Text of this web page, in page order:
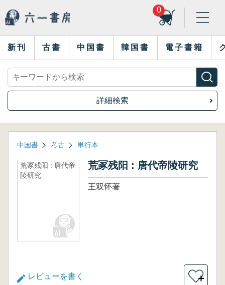
0
新刊 古書 中国書 韓国書 電子書籍
詳細検索
中国書 考古 単行本
荒冢残阳 : 唐代帝
陵研究
荒冢残阳 : 唐代帝陵研究
王双怀著
レビューを書く ＋